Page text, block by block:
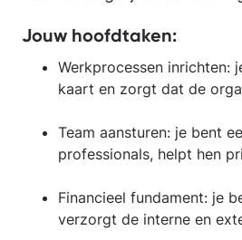
Jouw hoofdtaken:
Werkprocessen inrichten:
kaart en zorgt dat de
Team aansturen: je bent
professionals, helpt hen
Financieel fundament: je
verzorgt de interne en